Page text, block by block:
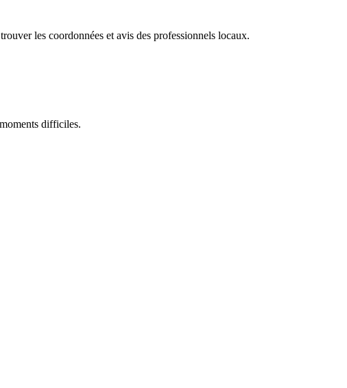
les coordonnées et avis des professionnels locaux.
difficiles.